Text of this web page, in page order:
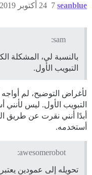
seanblue 24 أكتوبر 2019، 9:24م 7
sam:
بالنسبة لي، المشكلة
التبويب الأول.
لأغراض التوضيح، لم
التبويب الأول. ليس لأنني
أبدًا أنني نقرت عن
أستخدمه.
awesomerobot:
تحويله إلى عمودين